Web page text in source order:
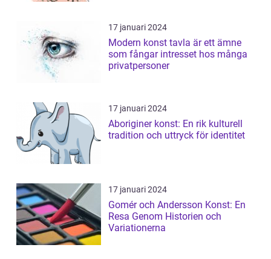
17 januari 2024
Modern konst tavla är ett ämne
som fångar intresset hos många
privatpersoner
17 januari 2024
Aboriginer konst: En rik kulturell
tradition och uttryck för identitet
17 januari 2024
Gomér och Andersson Konst: En
Resa Genom Historien och
Variationerna